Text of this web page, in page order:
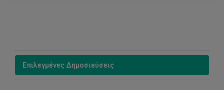
Επιλεγμένες Δημοσιεύσεις